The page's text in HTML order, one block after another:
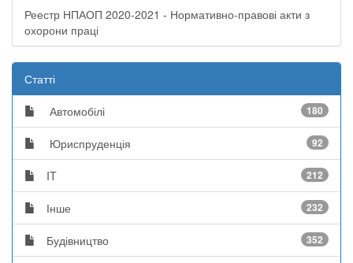
Реестр НПАОП 2020-2021 - Нормативно-правові акти з
охорони праці
Статті
Автомобілі 180
Юриспруденція 92
IT 212
Інше 232
Будівництво 352